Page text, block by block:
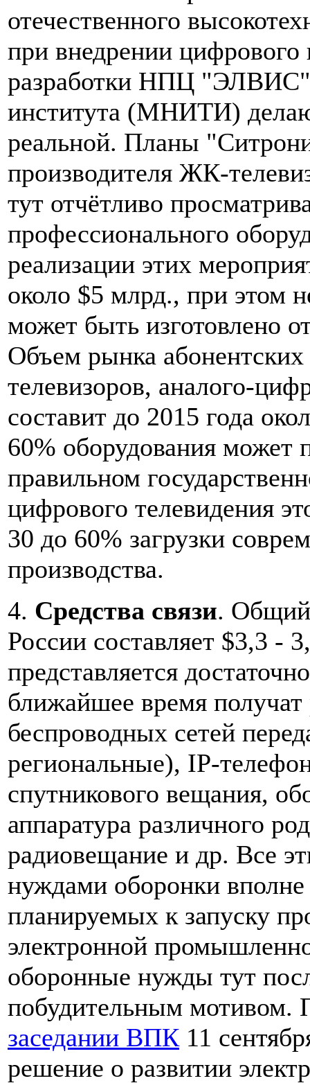
отечественного
при внедрении
разработки НПЦ "ЭЛВИС"
института (МНИТИ)
реальной. Планы
производителя ЖК-
тут отчётливо
профессионального
реализации этих
около $5 млрд., при этом
может быть изготовлено
Объем рынка
телевизоров, аналого-
составит до 2015 года
60% оборудования может
правильном
цифрового телевидения
30 до 60% загрузки
производства.
4. Средства связи. Общий
России составляет $3,3 -
представляется
ближайшее время получат
беспроводных сетей
региональные), IP-
спутникового вещания,
аппаратура различного
радиовещание и др. Все
нуждами оборонки вполне
планируемых к запуску
электронной
оборонные нужды тут
побудительным мотивом.
заседании ВПК 11
решение о развитии